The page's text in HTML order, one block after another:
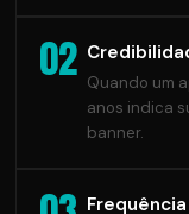
02 Quando um
anos indica
banner.